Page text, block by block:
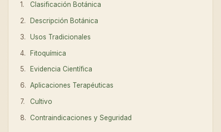
Clasificación Botánica
Descripción Botánica
Usos Tradicionales
Fitoquímica
Evidencia Científica
Aplicaciones Terapéuticas
Cultivo
Contraindicaciones y Seguridad